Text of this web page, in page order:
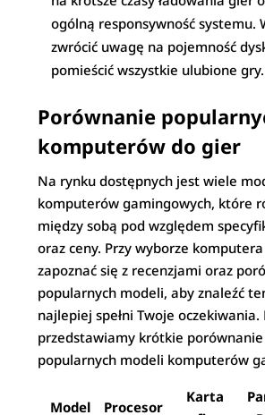
ogólną responsywność systemu.
zwrócić uwagę na pojemność
pomieścić wszystkie ulubione gry.
Porównanie
komputerów do gier
Na rynku dostępnych jest wiele
komputerów gamingowych, które
między sobą pod względem
oraz ceny. Przy wyborze
zapoznać się z recenzjami oraz
popularnych modeli, aby znaleźć
najlepiej spełni Twoje oczekiwania.
przedstawiamy krótkie
popularnych modeli komputerów
Model Procesor
Karta